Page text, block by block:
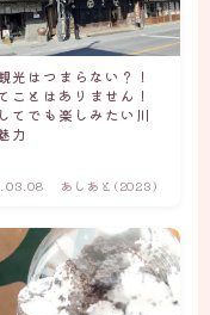
光はつまらない？！
ことはありません！
てでも楽しみたい川
力
あしあと(2023)